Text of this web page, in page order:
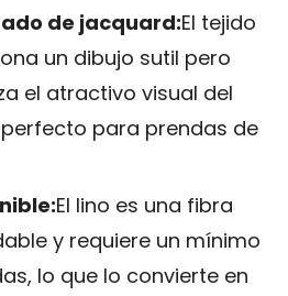
de jacquard:El tejido
un dibujo sutil pero
el atractivo visual del
para prendas de
El lino es una fibra
y requiere un mínimo
lo que lo convierte en